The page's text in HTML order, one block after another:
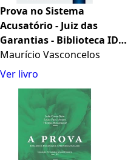
Prova no Sistema
Acusatório - Juiz das
Garantias - Biblioteca IDP -
Juruá
Maurício Vasconcelos
Ver livro